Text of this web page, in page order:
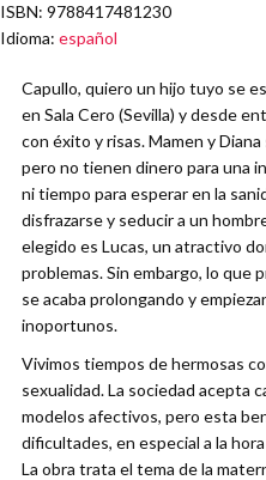
ISBN: 9788417481230
Idioma: español
Capullo, quiero un hijo tuyo se
en Sala Cero (Sevilla) y desde
con éxito y risas. Mamen y
pero no tienen dinero para una
ni tiempo para esperar en la
disfrazarse y seducir a un
elegido es Lucas, un atractivo
problemas. Sin embargo, lo que
se acaba prolongando y
inoportunos.
Vivimos tiempos de hermosas
sexualidad. La sociedad acepta
modelos afectivos, pero esta
dificultades, en especial a la
La obra trata el tema de la